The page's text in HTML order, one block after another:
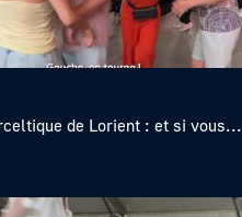
de Lorient : et si vous...